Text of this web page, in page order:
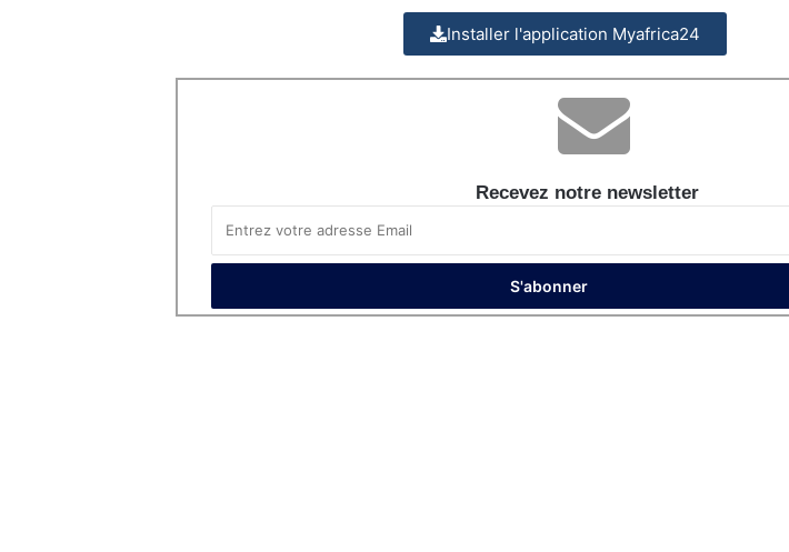
Installer l'application Myafrica24
Recevez notre newsletter